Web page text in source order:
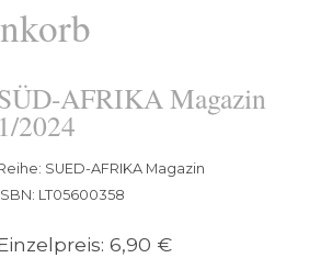
AFRIKA Magazin
1/2024
SUED-AFRIKA Magazin
LT05600358
6,90 €